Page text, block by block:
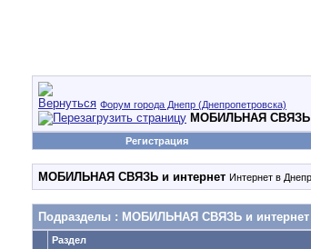
Форум города Днепр (Днепропетровска)
МОБИЛЬНАЯ СВЯЗЬ
Регистрация
МОБИЛЬНАЯ СВЯЗЬ и интернет Интернет в
Подразделы : МОБИЛЬНАЯ СВЯЗЬ и интернет
Раздел